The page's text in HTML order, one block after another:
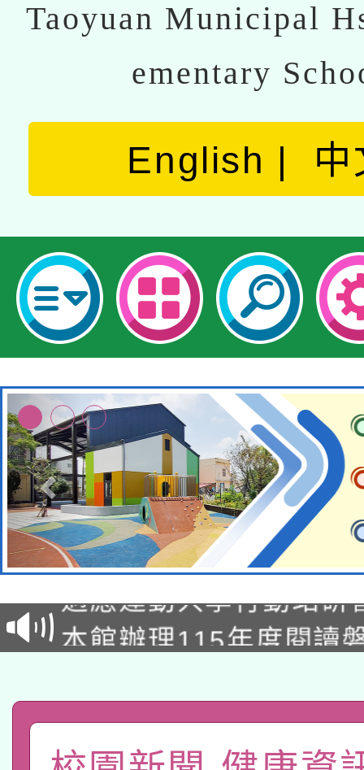
Taoyuan Municipal
ementary
English 中
本校115學年度第2次
招)
本館辦理115年度閱讀
A3數位素養講師名單
「數位內容與教學軟體